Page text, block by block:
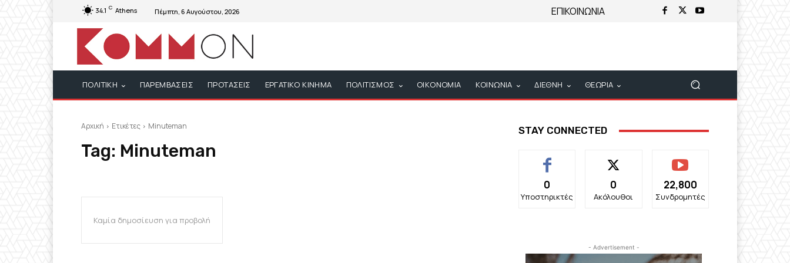
34.1 C Athens Πέμπτη, 6 Αυγούστου, 2026 ΕΠΙΚΟΙΝΩΝΙΑ
ΠΟΛΙΤΙΚΗ ΠΑΡΕΜΒΑΣΕΙΣ ΠΡΟΤΑΣΕΙΣ ΕΡΓΑΤΙΚΟ ΚΙΝΗΜΑ ΠΟΛΙΤΙΣΜΟΣ ΟΙΚΟΝΟΜΙΑ ΚΟΙΝΩΝΙΑ ΔΙΕΘΝΗ ΘΕΩΡΙΑ
Αρχική Ετικέτες Minuteman
Tag: Minuteman
Καμία δημοσίευση για προβολή
STAY CONNECTED
0
Υποστηρικτές
0
Ακόλουθοι
22,800
Συνδρομητές
- Advertisement -